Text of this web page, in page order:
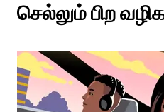
செல்லும் பிற